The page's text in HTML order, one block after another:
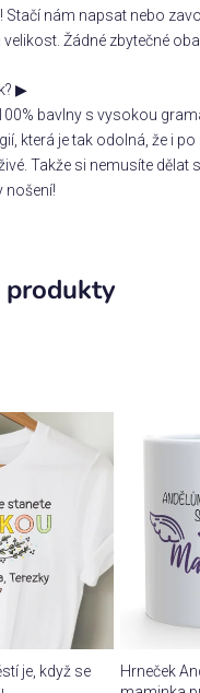
Stačí nám napsat nebo
Žádné zbytečné
▶
bavlny s vysokou
která je tak odolná, že i
Takže si nemusíte dělat
nošení!
produkty
je, když se
Hrneček